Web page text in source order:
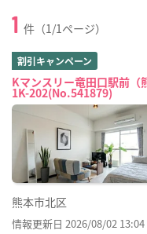
1 件（1/1ページ）
割引キャンペーン
Kマンスリー竜田口駅前（
1K-202(No.541879)
熊本市北区
情報更新日 2026/08/02 13:04